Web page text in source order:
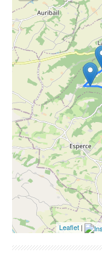
Leaflet |